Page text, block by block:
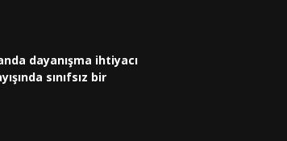
dayanışma ihtiyacı
sınıfsız bir